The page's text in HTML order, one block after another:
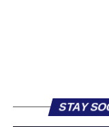
ευκαιρία, η Λαμία
STAY